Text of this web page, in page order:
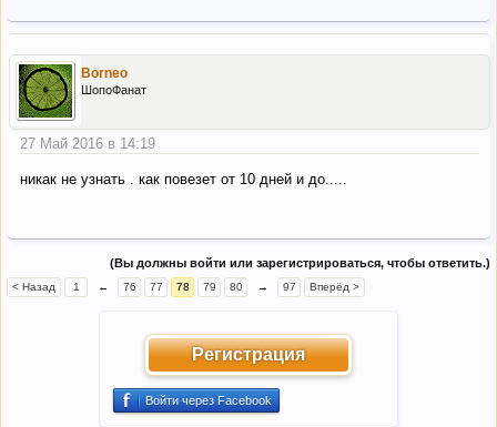
Borneo
ШопоФанат
27 Май 2016 в 14:19
никак не узнать . как повезет от 10 дней и до.....
(Вы должны войти или зарегистрироваться, чтобы ответить.)
< Назад 1 ← 76 77 78 79 80 → 97 Вперёд >
Регистрация
Войти через Facebook